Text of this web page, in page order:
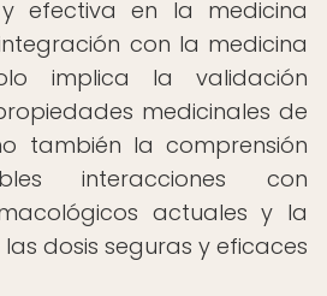
efectiva en la medicina
con la medicina
implica la validación
medicinales de
también la comprensión
interacciones con
actuales y la
dosis seguras y eficaces